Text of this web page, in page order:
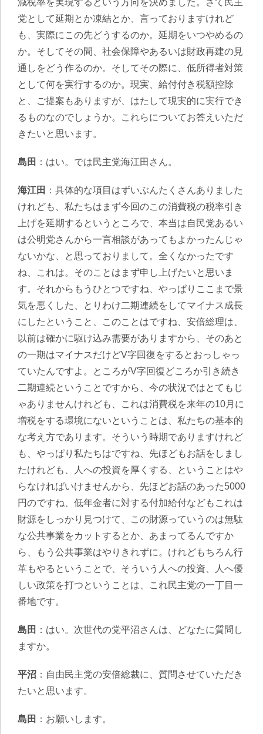
党として延期とか凍結とか、言っておりますけれど
も、実際にこの先どうするのか。延期をいつやめるの
か。そしてその間、社会保障やあるいは財政再建の見
通しをどう作るのか。そしてその際に、低所得者対策
として何を実行するのか。現実、給付付き税額控除
と、ご提案もありますが、はたして現実的に実行でき
るものなのでしょうか。これらについてお答えいただ
きたいと思います。
島田 ：はい。では民主党海江田さん。
海江田 ：具体的な項目はずいぶんたくさんありました
けれども、私たちはまず今回のこの消費税の税率引き
上げを延期するというところで、本当は自民党あるい
は公明党さんから一言相談があってもよかったんじゃ
ないかな、と思っておりまして。全くなかったです
ね、これは。そのことはまず申し上げたいと思いま
す。それからもうひとつですね、やっぱりここまで景
気を悪くした、とりわけ二期連続をしてマイナス成長
にしたということ、このことはですね、安倍総理は、
以前は確かに駆け込み需要がありますから、そのあと
の一期はマイナスだけどV字回復をするとおっしゃっ
ていたんですよ。ところがV字回復どころか引き続き
二期連続ということですから、今の状況ではとてもじ
ゃありませんけれども、これは消費税を来年の10月に
増税をする環境にないということは、私たちの基本的
な考え方であります。そういう時期でありますけれど
も、やっぱり私たちはですね、先ほどもお話をしまし
たけれども、人への投資を厚くする、ということはや
らなければいけませんから、先ほどお話のあった5000
円のですね、低年金者に対する付加給付などもこれは
財源をしっかり見つけて、この財源っていうのは無駄
な公共事業をカットするとか、あまってるんですか
ら、もう公共事業はやりきれずに。けれどもちろん行
革もやるということで、そういう人への投資、人へ優
しい政策を打つということは、これ民主党の一丁目一
番地です。
島田 ：はい。次世代の党平沼さんは、どなたに質問し
ますか。
平沼 ：自由民主党の安倍総裁に、質問させていただき
たいと思います。
島田 ：お願いします。